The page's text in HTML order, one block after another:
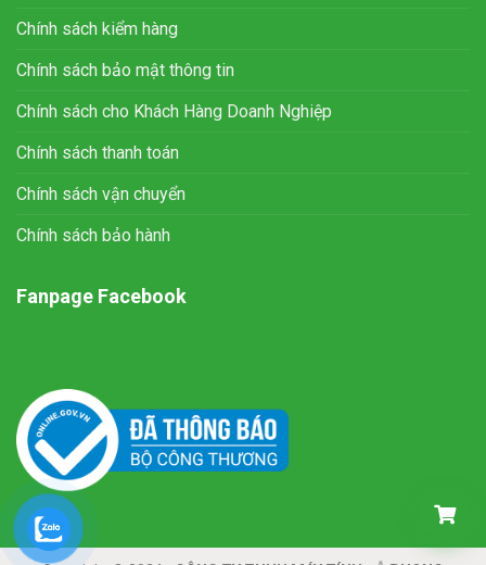
Chính sách kiểm hàng
Chính sách bảo mật thông tin
Chính sách cho Khách Hàng Doanh Nghiệp
Chính sách thanh toán
Chính sách vận chuyển
Chính sách bảo hành
Fanpage Facebook